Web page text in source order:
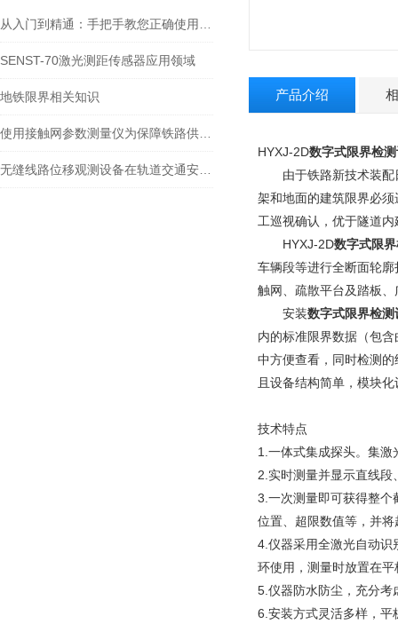
SENST-70激光测距传感器应用领域
地铁限界相关知识 产品介绍
HYXJ-2D数字式限界检
由于铁路新技术装配日
架和地面的建筑限界必
工巡视确认，优于隧道
HYXJ-2D数字式限
车辆段等进行全断面轮
触网、疏散平台及踏板
安装数字式限界检测
内的标准限界数据（包
中方便查看，同时检测
且设备结构简单，模块
技术特点
1.一体式集成探头。集
2.实时测量并显示直线
3.一次测量即可获得整个
位置、超限数值等，并
4.仪器采用全激光自动识
环使用，测量时放置在
5.仪器防水防尘，充分考
6.安装方式灵活多样，平